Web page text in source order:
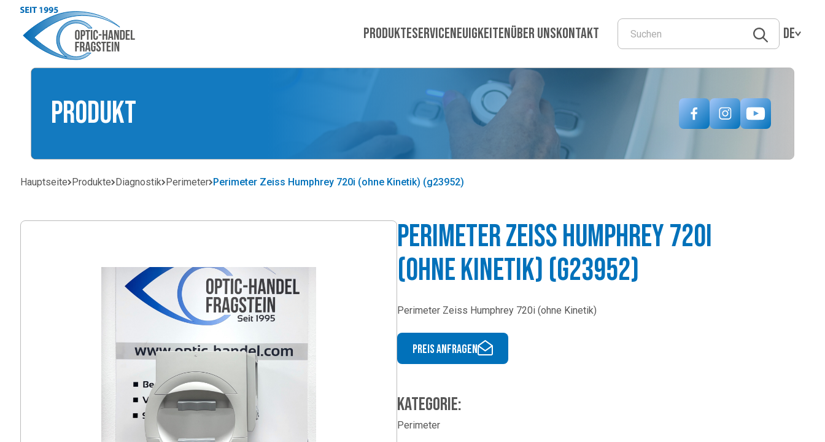
ProdukteServiceNeuigkeitenÜber unsKontakt DE
Produkt
Hauptseite Produkte Diagnostik Perimeter Perimeter Zeiss Humphrey 720i (ohne Kinetik) (g23952)
Perimeter Zeiss Humphrey 720i
(ohne Kinetik) (g23952)
Perimeter Zeiss Humphrey 720i (ohne Kinetik)
Preis anfragen
Kategorie:
Perimeter